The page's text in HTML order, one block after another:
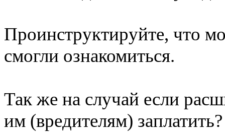
Проинструктируйте, что
смогли ознакомиться.
Так же на случай если
им (вредителям)